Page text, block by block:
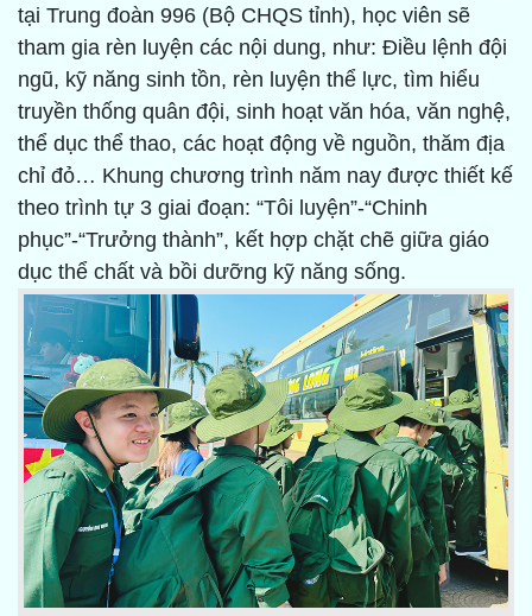
tại Trung đoàn 996 (Bộ CHQS tỉnh), học viên sẽ
tham gia rèn luyện các nội dung, như: Điều lệnh đội
ngũ, kỹ năng sinh tồn, rèn luyện thể lực, tìm hiểu
truyền thống quân đội, sinh hoạt văn hóa, văn nghệ,
thể dục thể thao, các hoạt động về nguồn, thăm địa
chỉ đỏ… Khung chương trình năm nay được thiết kế
theo trình tự 3 giai đoạn: “Tôi luyện”-“Chinh
phục”-“Trưởng thành”, kết hợp chặt chẽ giữa giáo
dục thể chất và bồi dưỡng kỹ năng sống.